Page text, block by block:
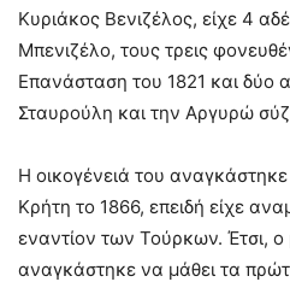
Κυριάκος Βενιζέλος, είχε 4
Μπενιζέλο, τους τρεις
Επανάσταση του 1821 και δύο
Σταυρούλη και την Αργυρώ
Η οικογένειά του
Κρήτη το 1866, επειδή είχε
εναντίον των Τούρκων. Έτσι, ο
αναγκάστηκε να μάθει τα